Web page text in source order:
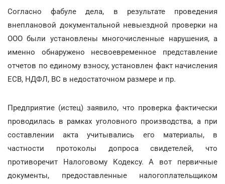
Согласно фабуле дела, в результате проведения
внеплановой документальной невыездной проверки на
ООО были установлены многочисленные нарушения, а
именно обнаружено несвоевременное представление
отчетов по единому взносу, установлен факт начисления
ЕСВ, НДФЛ, ВС в недостаточном размере и пр.
Предприятие (истец) заявило, что проверка фактически
проводилась в рамках уголовного производства, а при
составлении акта учитывались его материалы, в
частности протоколы допроса свидетелей, что
противоречит Налоговому Кодексу. А вот первичные
документы, предоставленные налогоплательщиком